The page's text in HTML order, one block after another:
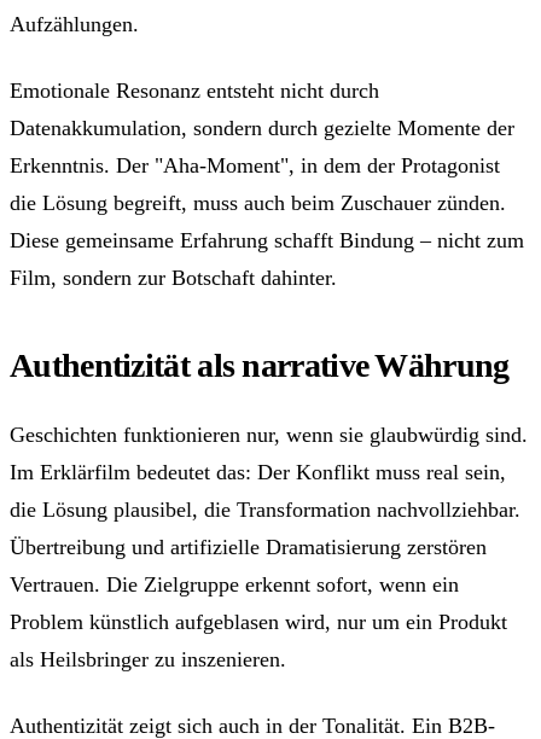
Aufzählungen.
Emotionale Resonanz entsteht nicht durch
Datenakkumulation, sondern durch gezielte Momente der
Erkenntnis. Der "Aha-Moment", in dem der Protagonist
die Lösung begreift, muss auch beim Zuschauer zünden.
Diese gemeinsame Erfahrung schafft Bindung – nicht zum
Film, sondern zur Botschaft dahinter.
Authentizität als narrative Währung
Geschichten funktionieren nur, wenn sie glaubwürdig sind.
Im Erklärfilm bedeutet das: Der Konflikt muss real sein,
die Lösung plausibel, die Transformation nachvollziehbar.
Übertreibung und artifizielle Dramatisierung zerstören
Vertrauen. Die Zielgruppe erkennt sofort, wenn ein
Problem künstlich aufgeblasen wird, nur um ein Produkt
als Heilsbringer zu inszenieren.
Authentizität zeigt sich auch in der Tonalität. Ein B2B-